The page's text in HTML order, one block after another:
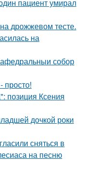
пациент умирал
дрожжевом тесте.
на
собор
просто!
позиция Ксения
дочкой роки
сняться в
на песню